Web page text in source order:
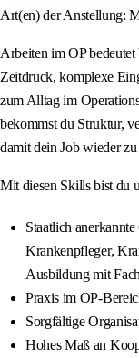
Art(en) der Anstellung:
Arbeiten im OP
Zeitdruck, komplexe
zum Alltag im
bekommst du Struktur,
damit dein Job wieder
Mit diesen Skills bist du
Staatlich
Krankenpfleger,
Ausbildung mit
Praxis im OP-
Sorgfältige
Hohes Maß an